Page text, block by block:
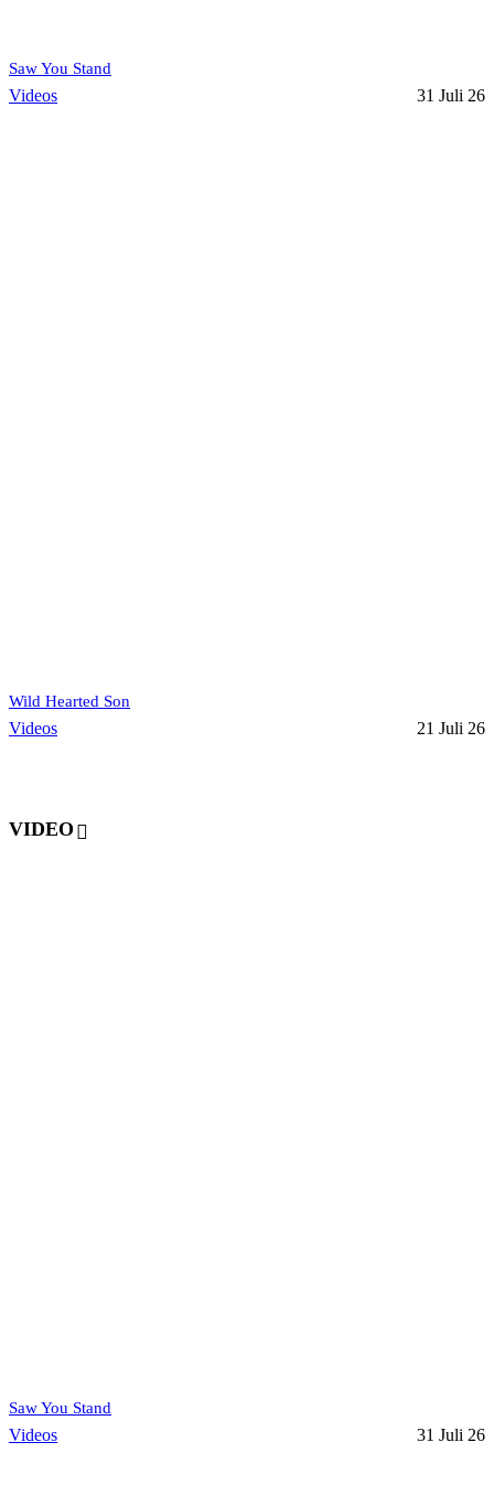
Saw You Stand
Videos 31 Juli 26
Wild Hearted Son
Videos 21 Juli 26
VIDEO
Saw You Stand
Videos 31 Juli 26